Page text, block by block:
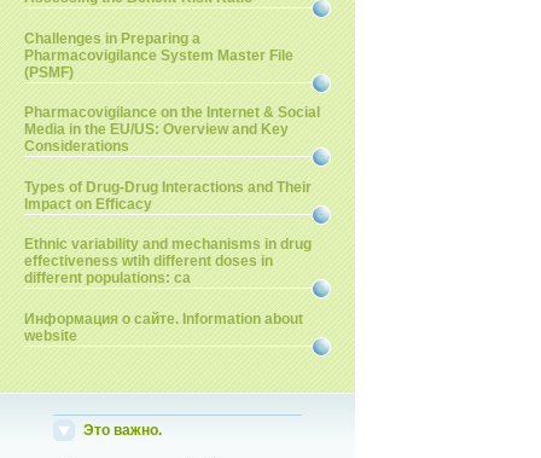
Challenges in Preparing a
Pharmacovigilance System Master File
(PSMF)
Pharmacovigilance on the Internet & Social
Media in the EU/US: Overview and Key
Considerations
Types of Drug-Drug Interactions and Their
Impact on Efficacy
Ethnic variability and mechanisms in drug
effectiveness wtih different doses in
different populations: ca
Информация о сайте. Information about
website
Это важно.